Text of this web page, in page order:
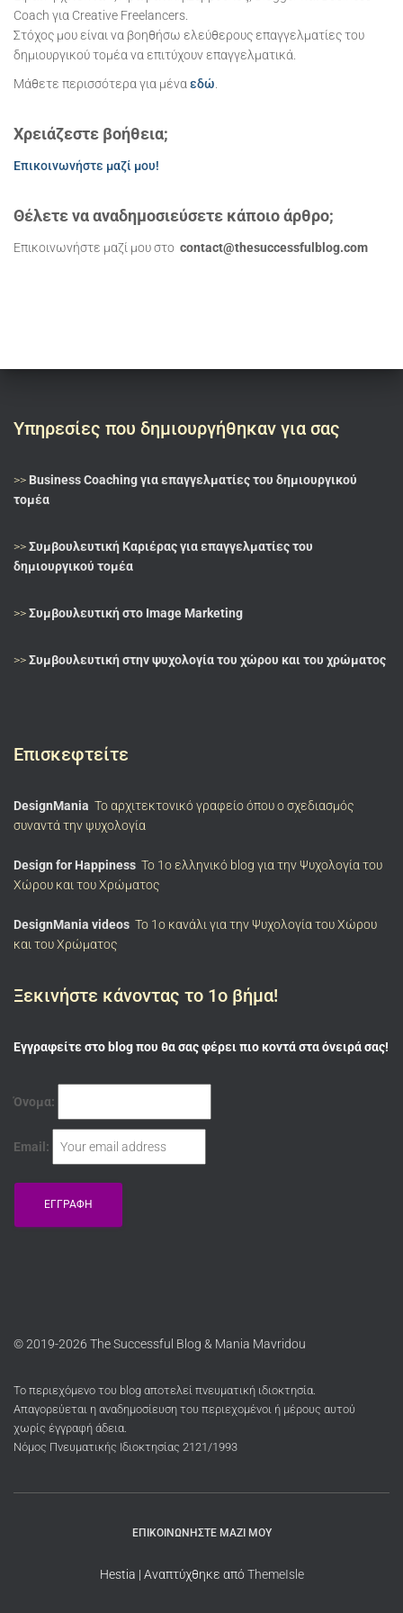
Coach για Creative Freelancers.
Στόχος μου είναι να βοηθήσω ελεύθερους επαγγελματίες του
δημιουργικού τομέα να επιτύχουν επαγγελματικά.
Μάθετε περισσότερα για μέναεδώ.
Χρειάζεστε βοήθεια;
Επικοινωνήστε μαζί μου!
Θέλετε να αναδημοσιεύσετε κάποιο άρθρο;
Επικοινωνήστε μαζί μου στο contact@thesuccessfulblog.com
Υπηρεσίες που δημιουργήθηκαν για σας
>> Business Coaching για επαγγελματίες του δημιουργικού
τομέα
>>Συμβουλευτική Καριέρας για επαγγελματίες του
δημιουργικού τομέα
>>Συμβουλευτική στο Image Marketing
>>Συμβουλευτική στην ψυχολογία του χώρου και του χρώματος
Επισκεφτείτε
DesignMania Το αρχιτεκτονικό γραφείο όπου ο σχεδιασμός
συναντά την ψυχολογία
Design for Happiness Το 1ο ελληνικό blog για την Ψυχολογία του
Χώρου και του Χρώματος
DesignMania videos To 1ο κανάλι για την Ψυχολογία του Χώρου
και του Χρώματος
Ξεκινήστε κάνοντας το 1ο βήμα!
Εγγραφείτε στο blog που θα σας φέρει πιο κοντά στα όνειρά σας!
Όνομα:
Email:
© 2019-2026 The Successful Blog & Mania Mavridou
Το περιεχόμενο του blog αποτελεί πνευματική ιδιοκτησία.
Απαγορεύεται η αναδημοσίευση του περιεχομένοι ή μέρους αυτού
χωρίς έγγραφή άδεια.
Νόμος Πνευματικής Ιδιοκτησίας 2121/1993
ΕΠΙΚΟΙΝΩΝΉΣΤΕ ΜΑΖΊ ΜΟΥ
Hestia | Αναπτύχθηκε απόThemeIsle